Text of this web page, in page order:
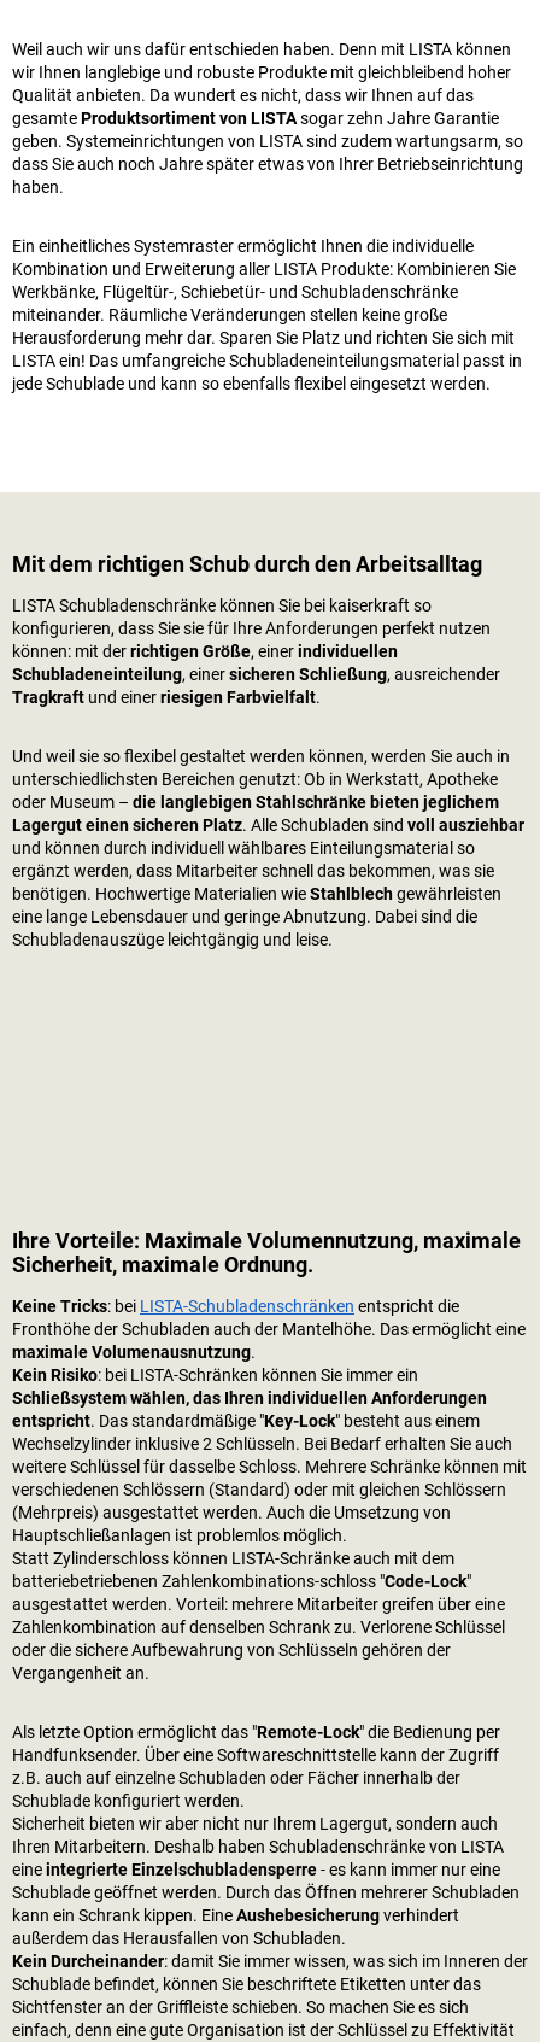
Weil auch wir uns dafür entschieden haben. Denn mit LISTA können
wir Ihnen langlebige und robuste Produkte mit gleichbleibend hoher
Qualität anbieten. Da wundert es nicht, dass wir Ihnen auf das
gesamteProduktsortiment von LISTAsogar zehn Jahre Garantie
geben. Systemeinrichtungen von LISTA sind zudem wartungsarm, so
dass Sie auch noch Jahre später etwas von Ihrer Betriebseinrichtung
haben.
Ein einheitliches Systemraster ermöglicht Ihnen die individuelle
Kombination und Erweiterung aller LISTA Produkte: Kombinieren Sie
Werkbänke, Flügeltür-, Schiebetür- und Schubladenschränke
miteinander. Räumliche Veränderungen stellen keine große
Herausforderung mehr dar. Sparen Sie Platz und richten Sie sich mit
LISTA ein! Das umfangreiche Schubladeneinteilungsmaterial passt in
jede Schublade und kann so ebenfalls flexibel eingesetzt werden.
Mit dem richtigen Schub durch den Arbeitsalltag
LISTA Schubladenschränke können Sie bei kaiserkraft so
konfigurieren, dass Sie sie für Ihre Anforderungen perfekt nutzen
können: mit derrichtigen Größe, einerindividuellen
Schubladeneinteilung, einersicheren Schließung, ausreichender
Tragkraft und einerriesigen Farbvielfalt.
Und weil sie so flexibel gestaltet werden können, werden Sie auch in
unterschiedlichsten Bereichen genutzt: Ob in Werkstatt, Apotheke
oder Museum – die langlebigen Stahlschränke bieten jeglichem
Lagergut einen sicheren Platz. Alle Schubladen sind voll ausziehbar
und können durch individuell wählbares Einteilungsmaterial so
ergänzt werden, dass Mitarbeiter schnell das bekommen, was sie
benötigen. Hochwertige Materialien wieStahlblechgewährleisten
eine lange Lebensdauer und geringe Abnutzung. Dabei sind die
Schubladenauszüge leichtgängig und leise.
Ihre Vorteile: Maximale Volumennutzung, maximale
Sicherheit, maximale Ordnung.
Keine Tricks: bei LISTA-Schubladenschränken entspricht die
Fronthöhe der Schubladen auch der Mantelhöhe. Das ermöglicht eine
maximale Volumenausnutzung.
Kein Risiko: bei LISTA-Schränken können Sie immer ein
Schließsystem wählen, das Ihren individuellen Anforderungen
entspricht. Das standardmäßige "Key-Lock" besteht aus einem
Wechselzylinder inklusive 2 Schlüsseln. Bei Bedarf erhalten Sie auch
weitere Schlüssel für dasselbe Schloss. Mehrere Schränke können mit
verschiedenen Schlössern (Standard) oder mit gleichen Schlössern
(Mehrpreis) ausgestattet werden. Auch die Umsetzung von
Hauptschließanlagen ist problemlos möglich.
Statt Zylinderschloss können LISTA-Schränke auch mit dem
batteriebetriebenen Zahlenkombinations-schloss "Code-Lock"
ausgestattet werden. Vorteil: mehrere Mitarbeiter greifen über eine
Zahlenkombination auf denselben Schrank zu. Verlorene Schlüssel
oder die sichere Aufbewahrung von Schlüsseln gehören der
Vergangenheit an.
Als letzte Option ermöglicht das "Remote-Lock" die Bedienung per
Handfunksender. Über eine Softwareschnittstelle kann der Zugriff
z.B. auch auf einzelne Schubladen oder Fächer innerhalb der
Schublade konfiguriert werden.
Sicherheit bieten wir aber nicht nur Ihrem Lagergut, sondern auch
Ihren Mitarbeitern. Deshalb haben Schubladenschränke von LISTA
eineintegrierte Einzelschubladensperre- es kann immer nur eine
Schublade geöffnet werden. Durch das Öffnen mehrerer Schubladen
kann ein Schrank kippen. EineAushebesicherungverhindert
außerdem das Herausfallen von Schubladen.
Kein Durcheinander: damit Sie immer wissen, was sich im Inneren der
Schublade befindet, können Sie beschriftete Etiketten unter das
Sichtfenster an der Griffleiste schieben. So machen Sie es sich
einfach, denn eine gute Organisation ist der Schlüssel zu Effektivität